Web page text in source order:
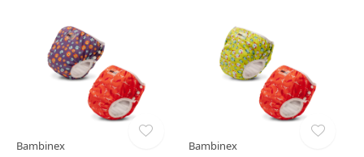
Bambinex Bambinex